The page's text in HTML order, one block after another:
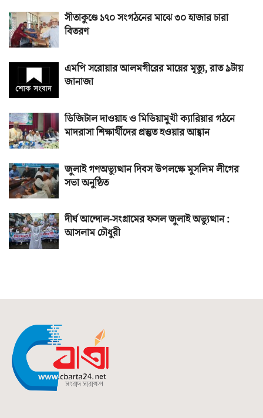
সীতাকুণ্ডে ১৭০ সংগঠনের মাঝে ৩০ হাজার চারা
বিতরণ
এমপি সরোয়ার আলমগীরের মায়ের মৃত্যু, রাত ৯টায়
জানাজা
ডিজিটাল দাওয়াহ ও মিডিয়ামুখী ক্যারিয়ার গঠনে
মাদরাসা শিক্ষার্থীদের প্রস্তুত হওয়ার আহ্বান
জুলাই গণঅভ্যুত্থান দিবস উপলক্ষে মুসলিম লীগের
সভা অনুষ্ঠিত
দীর্ঘ আন্দোল-সংগ্রামের ফসল জুলাই অভ্যুত্থান :
আসলাম চৌধুরী